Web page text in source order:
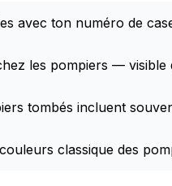
avec ton numéro de
les pompiers —
tombés incluent
classique des